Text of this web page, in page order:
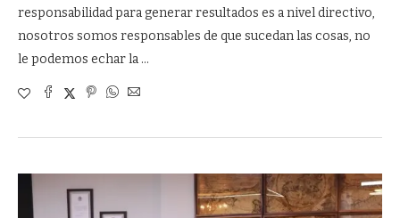
responsabilidad para generar resultados es a nivel directivo,
nosotros somos responsables de que sucedan las cosas, no
le podemos echar la …